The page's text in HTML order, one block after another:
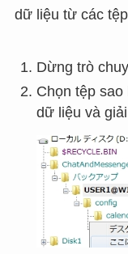
dữ liệu từ các
Dừng trò
Chọn tệp
dữ liệu và